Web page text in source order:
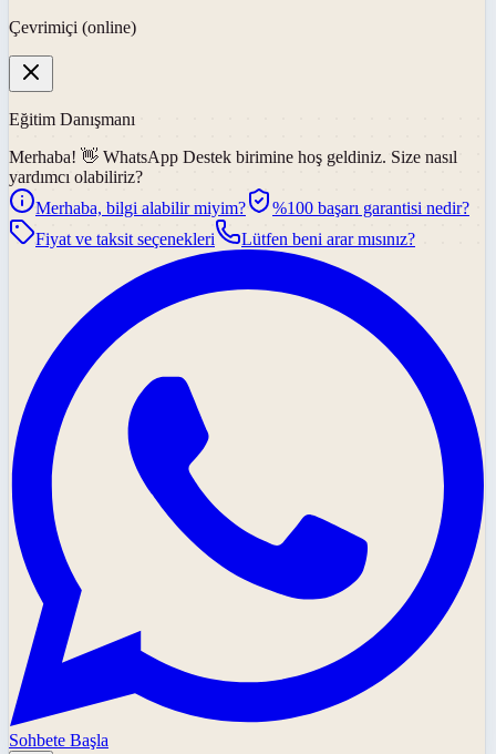
Çevrimiçi (online)
Eğitim Danışmanı
Merhaba! 👋 WhatsApp Destek birimine hoş geldiniz. Size nasıl
yardımcı olabiliriz?
Merhaba, bilgi alabilir miyim?
%100 başarı garantisi nedir?
Fiyat ve taksit seçenekleri
Lütfen beni arar mısınız?
Sohbete Başla